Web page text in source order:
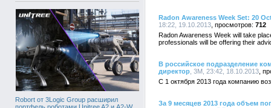
Robort от 3Logic Group расширил
Radon Awareness Week Set: 20
18:22, 19.10.2013
712
Radon Awareness Week will take
professionals will be offering their
В российское подразделение
директор , 3М, 23:42, 18.10.2013
С 1 октября 2013 года компанию
За 9 месяцев 2013 года объем